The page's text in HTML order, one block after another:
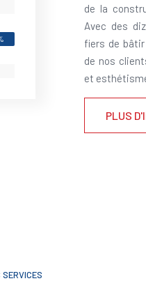
de la
Avec des
fiers de
de nos
et
PLUS
SERVICES